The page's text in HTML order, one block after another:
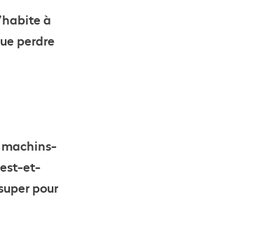
à
perdre
machins-
et-
pour